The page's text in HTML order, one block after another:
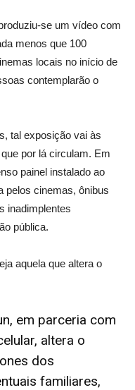
se um vídeo com
menos que 100
locais no início de
contemplarão o
tal exposição vai às
por lá circulam. Em
painel instalado ao
pelos cinemas, ônibus
inadimplentes
pública.
aquela que altera o
em parceria com
altera o
dos
familiares,